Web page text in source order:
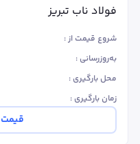
فولاد ناب تبریز
شروع قیمت از :
به‌روزرسانی :
محل بارگیری :
زمان بارگیری :